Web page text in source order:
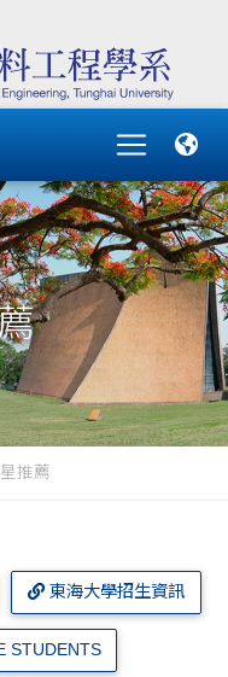
推薦
東海大學招生資訊
STUDENTS